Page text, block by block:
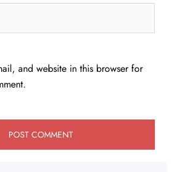
and website in this browser for